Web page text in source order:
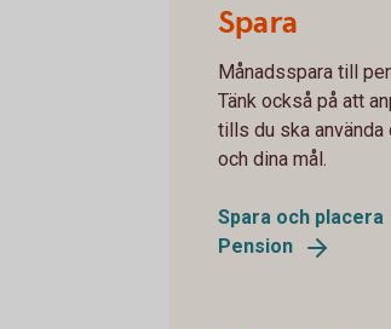
Spara
Månadsspara till
Tänk också på att
tills du ska använda
och dina mål.
Spara och placera
Pension